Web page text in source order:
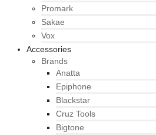
Promark
Sakae
Vox
Accessories
Brands
Anatta
Epiphone
Blackstar
Cruz Tools
Bigtone